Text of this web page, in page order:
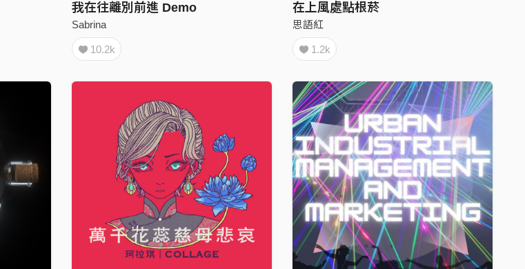
我在往離別前進 Demo
Sabrina
10.2k
在上風處點根菸
思語紅
1.2k